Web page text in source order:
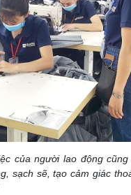
của người lao động
sạch sẽ, tạo cảm giác